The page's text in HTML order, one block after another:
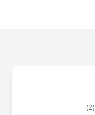
(
2
)